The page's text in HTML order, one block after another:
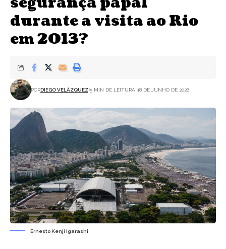
durante a visita ao Rio
em 2013?
PORDIEGO VELÁZQUEZ 5 MIN DE LEITURA 18 DE JUNHO DE 2026
Ernesto Kenji Igarashi